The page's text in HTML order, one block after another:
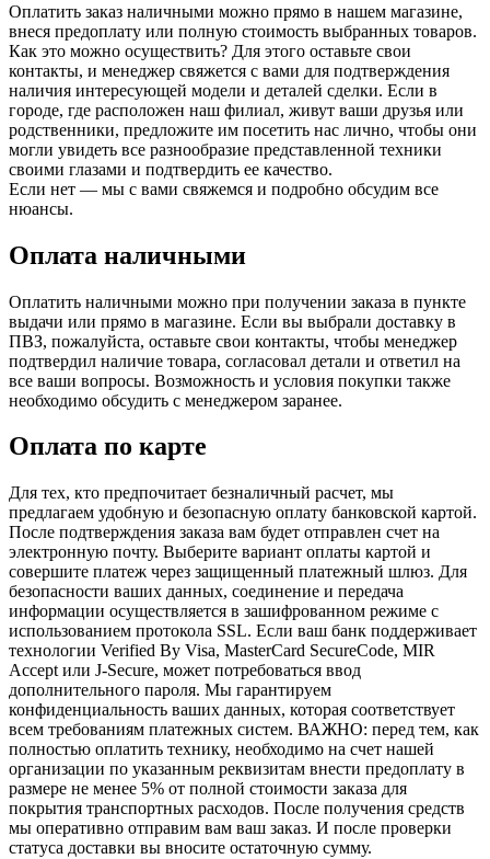
Оплатить заказ наличными можно прямо в нашем магазине,
внеся предоплату или полную стоимость выбранных товаров.
Как это можно осуществить? Для этого оставьте свои
контакты, и менеджер свяжется с вами для подтверждения
наличия интересующей модели и деталей сделки. Если в
городе, где расположен наш филиал, живут ваши друзья или
родственники, предложите им посетить нас лично, чтобы они
могли увидеть все разнообразие представленной техники
своими глазами и подтвердить ее качество.
Если нет — мы с вами свяжемся и подробно обсудим все
нюансы.
Оплата наличными
Оплатить наличными можно при получении заказа в пункте
выдачи или прямо в магазине. Если вы выбрали доставку в
ПВЗ, пожалуйста, оставьте свои контакты, чтобы менеджер
подтвердил наличие товара, согласовал детали и ответил на
все ваши вопросы. Возможность и условия покупки также
необходимо обсудить с менеджером заранее.
Оплата по карте
Для тех, кто предпочитает безналичный расчет, мы
предлагаем удобную и безопасную оплату банковской картой.
После подтверждения заказа вам будет отправлен счет на
электронную почту. Выберите вариант оплаты картой и
совершите платеж через защищенный платежный шлюз. Для
безопасности ваших данных, соединение и передача
информации осуществляется в зашифрованном режиме с
использованием протокола SSL. Если ваш банк поддерживает
технологии Verified By Visa, MasterCard SecureCode, MIR
Accept или J-Secure, может потребоваться ввод
дополнительного пароля. Мы гарантируем
конфиденциальность ваших данных, которая соответствует
всем требованиям платежных систем. ВАЖНО: перед тем, как
полностью оплатить технику, необходимо на счет нашей
организации по указанным реквизитам внести предоплату в
размере не менее 5% от полной стоимости заказа для
покрытия транспортных расходов. После получения средств
мы оперативно отправим вам ваш заказ. И после проверки
статуса доставки вы вносите остаточную сумму.